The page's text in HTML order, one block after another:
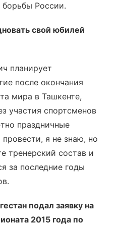
России.
свой юбилей
планирует
после окончания
мира в Ташкенте,
участия спортсменов
праздничные
я не знаю, но
тренерский состав и
за последние годы
подал заявку на
2015 года по